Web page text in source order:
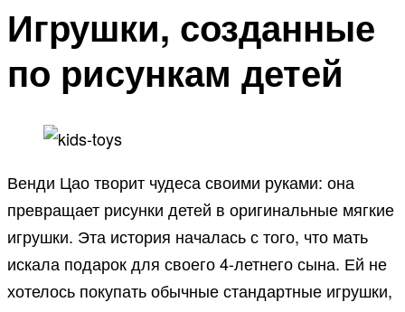
Игрушки, созданные
по рисункам детей
Венди Цао творит чудеса своими руками: она
превращает рисунки детей в оригинальные мягкие
игрушки. Эта история началась с того, что мать
искала подарок для своего 4-летнего сына. Ей не
хотелось покупать обычные стандартные игрушки,